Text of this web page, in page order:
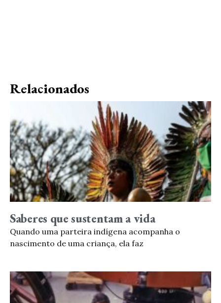
Relacionados
Saberes que sustentam a vida
Quando uma parteira indígena acompanha o
nascimento de uma criança, ela faz